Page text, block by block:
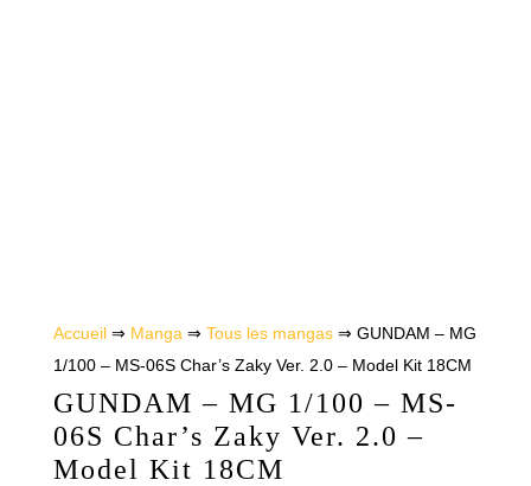
Accueil⇒ Manga ⇒ Tous les mangas⇒ GUNDAM – MG
1/100 – MS-06S Char’s Zaky Ver. 2.0 – Model Kit 18CM
GUNDAM – MG 1/100 – MS-
06S Char’s Zaky Ver. 2.0 –
Model Kit 18CM